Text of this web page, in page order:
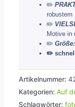
personalisiert
bedruckt
✏️
robustem
✏️
Motive in
✏️ Größe:
✏️
Artikelnummer:
Kategorien: Auf
Schlagwörter: